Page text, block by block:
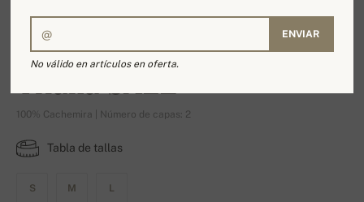
-14%
Thalia SALE
100% Cachemira | Número de capas: 2
Tabla de tallas
S M L
ENVIAR
No válido en artículos en oferta.